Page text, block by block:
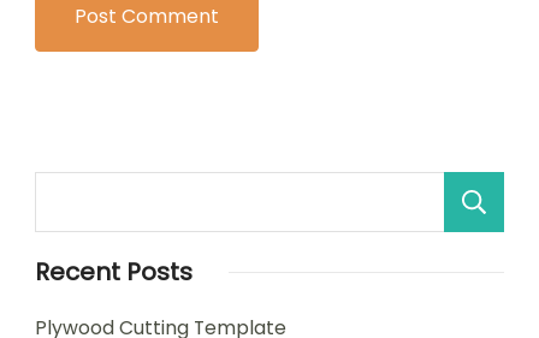
Recent Posts
Plywood Cutting Template